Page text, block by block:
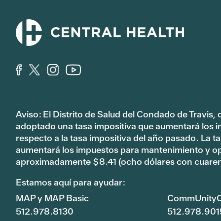
Aviso: El Distrito de Salud del Condado de
adoptado una tasa impositiva que aumentará
respecto a la tasa impositiva del año pasado. La
aumentará los impuestos para mantenimiento y
aproximadamente $8.41 (ocho dólares con
Estamos aquí para ayudar:
MAP y MAP Basic
512.978.8130